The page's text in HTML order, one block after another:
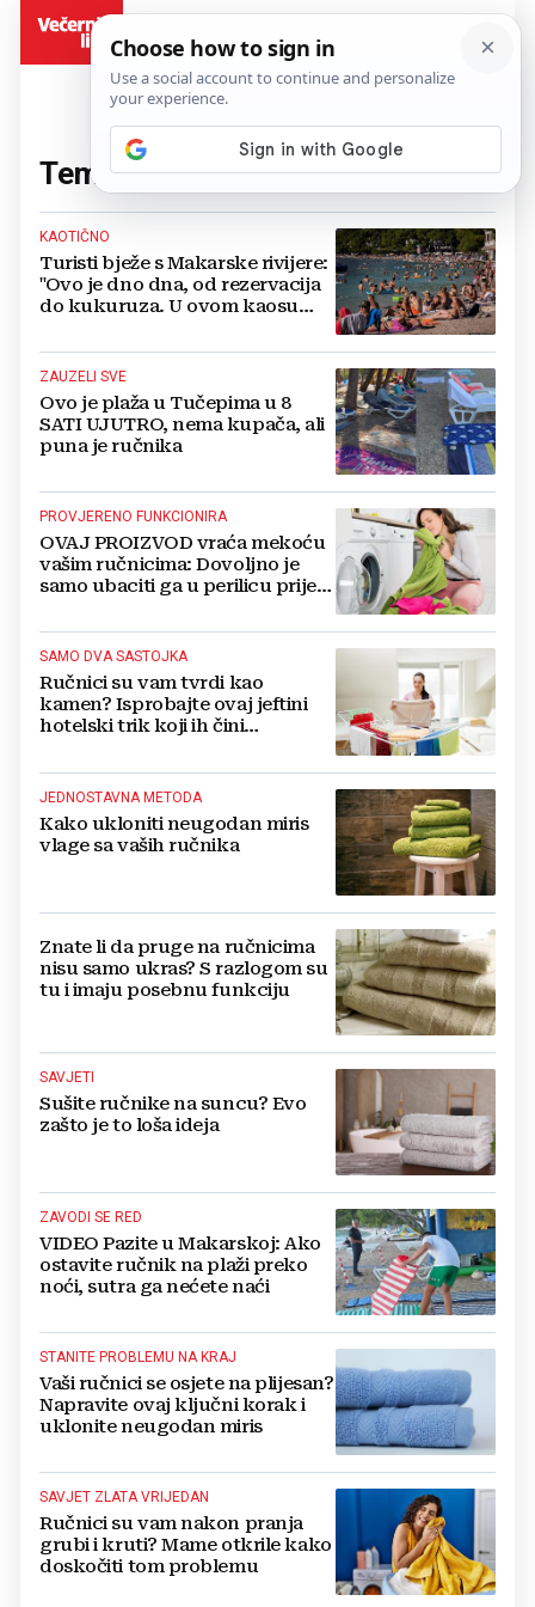
Tema:ručnici(33 članaka)
KAOTIČNO
Turisti bježe s Makarske rivijere:
"Ovo je dno dna, od rezervacija
do kukuruza. U ovom kaosu
ZAUZELI SVE
Ovo je plaža u Tučepima u 8
SATI UJUTRO, nema kupača, ali
puna je ručnika
PROVJERENO FUNKCIONIRA
OVAJ PROIZVOD vraća mekoću
vašim ručnicima: Dovoljno je
samo ubaciti ga u perilicu prije
SAMO DVA SASTOJKA
Ručnici su vam tvrdi kao
kamen? Isprobajte ovaj jeftini
hotelski trik koji ih čini
JEDNOSTAVNA METODA
Kako ukloniti neugodan miris
vlage sa vaših ručnika
Znate li da pruge na ručnicima
nisu samo ukras? S razlogom su
tu i imaju posebnu funkciju
SAVJETI
Sušite ručnike na suncu? Evo
zašto je to loša ideja
ZAVODI SE RED
VIDEO Pazite u Makarskoj: Ako
ostavite ručnik na plaži preko
noći, sutra ga nećete naći
STANITE PROBLEMU NA KRAJ
Vaši ručnici se osjete na plijesan?
Napravite ovaj ključni korak i
uklonite neugodan miris
SAVJET ZLATA VRIJEDAN
Ručnici su vam nakon pranja
grubi i kruti? Mame otkrile kako
doskočiti tom problemu